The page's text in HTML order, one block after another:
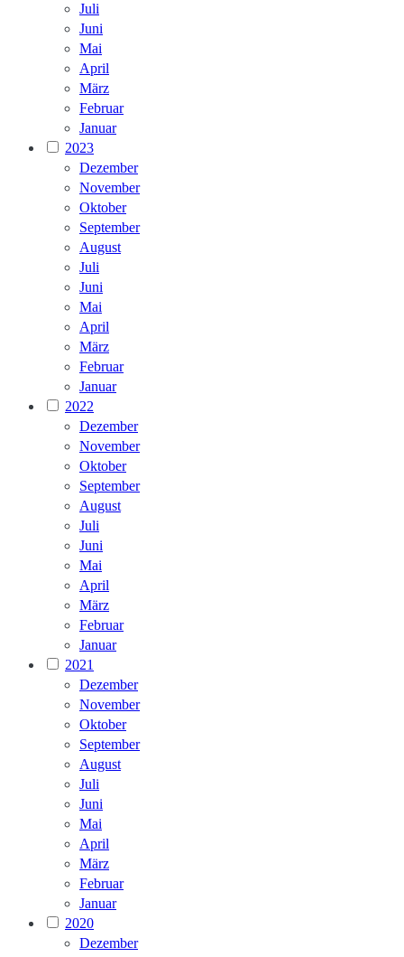
Juli
Juni
Mai
April
März
Februar
Januar
2023
Dezember
November
Oktober
September
August
Juli
Juni
Mai
April
März
Februar
Januar
2022
Dezember
November
Oktober
September
August
Juli
Juni
Mai
April
März
Februar
Januar
2021
Dezember
November
Oktober
September
August
Juli
Juni
Mai
April
März
Februar
Januar
2020
Dezember